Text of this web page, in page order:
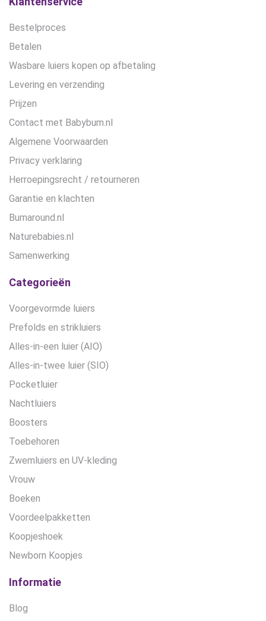
Bestelproces
Betalen
Wasbare luiers kopen op afbetaling
Levering en verzending
Prijzen
Contact met Babybum.nl
Algemene Voorwaarden
Privacy verklaring
Herroepingsrecht / retourneren
Garantie en klachten
Bumaround.nl
Naturebabies.nl
Samenwerking
Categorieën
Voorgevormde luiers
Prefolds en strikluiers
Alles-in-een luier (AIO)
Alles-in-twee luier (SIO)
Pocketluier
Nachtluiers
Boosters
Toebehoren
Zwemluiers en UV-kleding
Vrouw
Boeken
Voordeelpakketten
Koopjeshoek
Newborn Koopjes
Informatie
Blog